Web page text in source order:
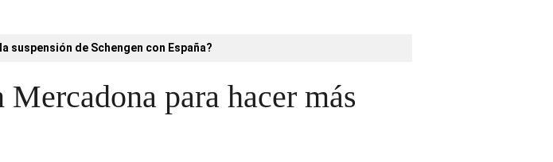
suspensión de Schengen con España?
para hacer más